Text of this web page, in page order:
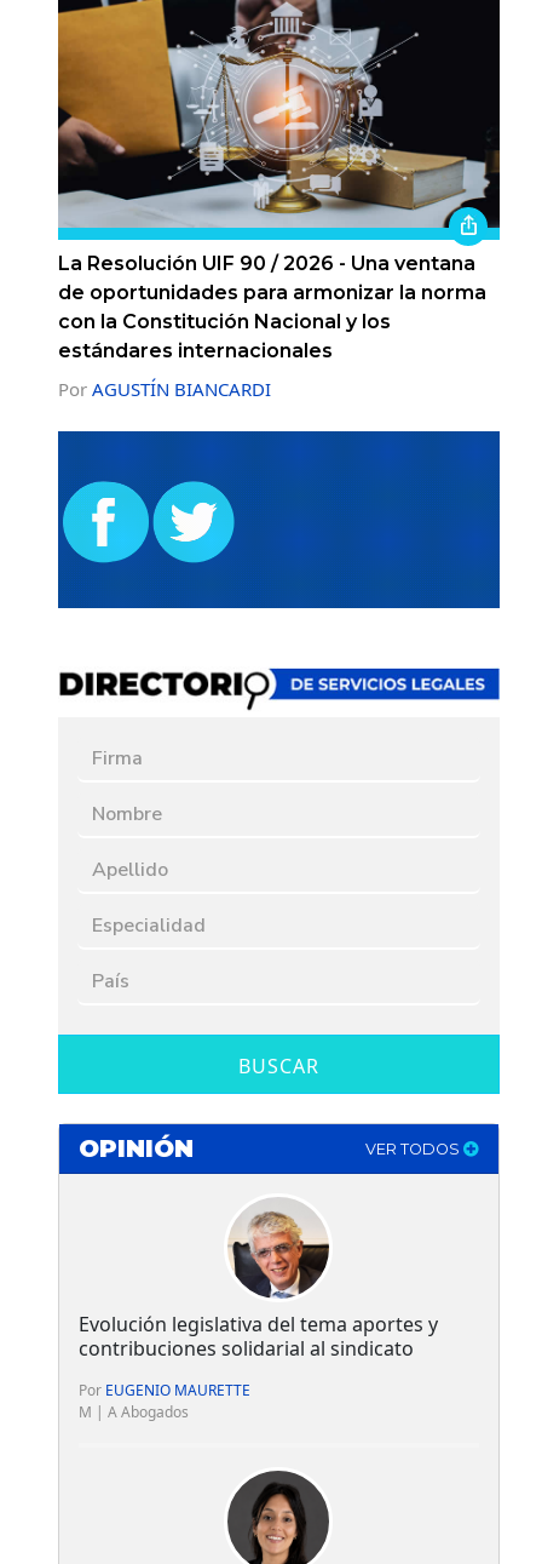
La Resolución UIF 90 / 2026 - Una ventana
de oportunidades para armonizar la norma
con la Constitución Nacional y los
estándares internacionales
Por AGUSTÍN BIANCARDI
BUSCAR
OPINIÓN VER TODOS
Evolución legislativa del tema aportes y
contribuciones solidarial al sindicato
Por EUGENIO MAURETTE
M | A Abogados